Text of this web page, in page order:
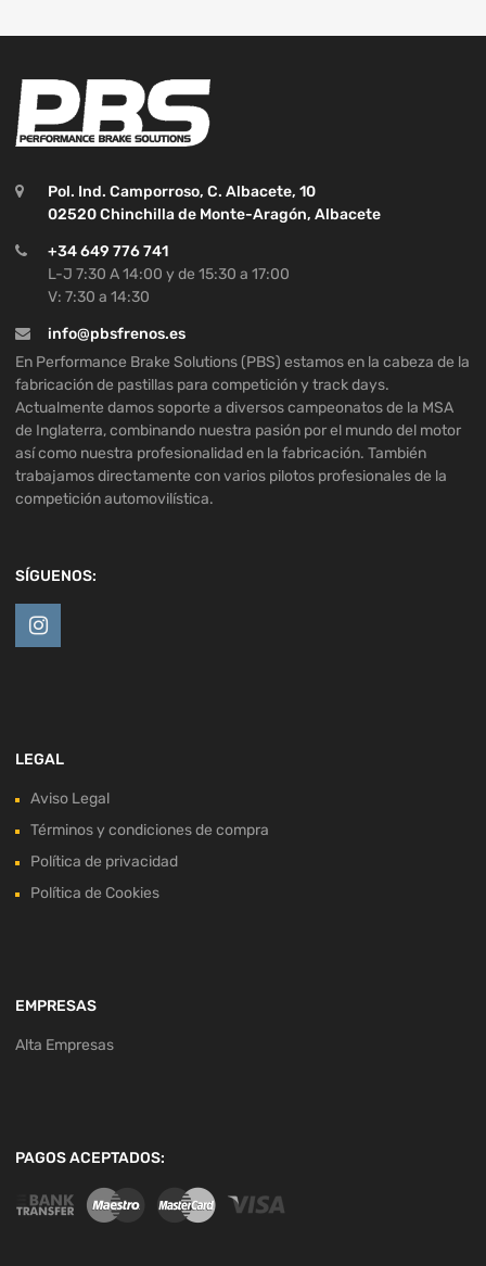
Pol. Ind. Camporroso, C. Albacete, 10
02520 Chinchilla de Monte-Aragón, Albacete
+34 649 776 741
L-J 7:30 A 14:00 y de 15:30 a 17:00
V: 7:30 a 14:30
info@pbsfrenos.es
En Performance Brake Solutions (PBS) estamos en la cabeza de la
fabricación de pastillas para competición y track days.
Actualmente damos soporte a diversos campeonatos de la MSA
de Inglaterra, combinando nuestra pasión por el mundo del motor
así como nuestra profesionalidad en la fabricación. También
trabajamos directamente con varios pilotos profesionales de la
competición automovilística.
SÍGUENOS:
LEGAL
Aviso Legal
Términos y condiciones de compra
Política de privacidad
Política de Cookies
EMPRESAS
Alta Empresas
PAGOS ACEPTADOS: